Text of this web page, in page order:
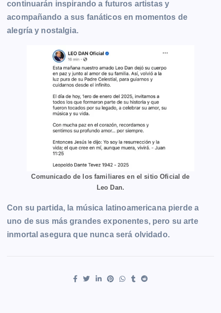
continuarán inspirando a futuros artistas y
acompañando a sus fanáticos en momentos de
alegría y nostalgia.
Comunicado de los familiares en el sitio Oficial de
Leo Dan.
Con su partida, la música latinoamericana pierde a
uno de sus más grandes exponentes, pero su arte
inmortal asegura que nunca será olvidado.